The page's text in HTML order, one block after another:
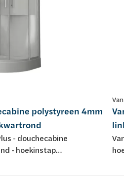
polystyreen 4mm
- douchecabine
- hoekinstap
glanzend - 90x90cm -